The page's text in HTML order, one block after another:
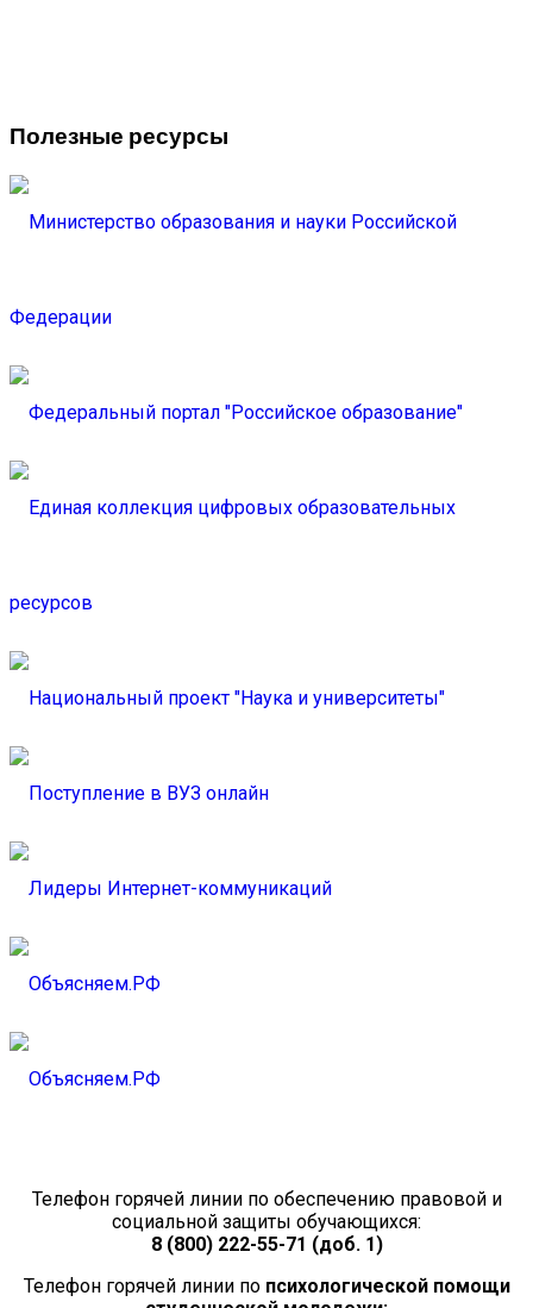
Полезные ресурсы
Телефон горячей линии по обеспечению правовой и
социальной защиты обучающихся:
8 (800) 222-55-71 (доб. 1)
Телефон горячей линии попсихологической помощи